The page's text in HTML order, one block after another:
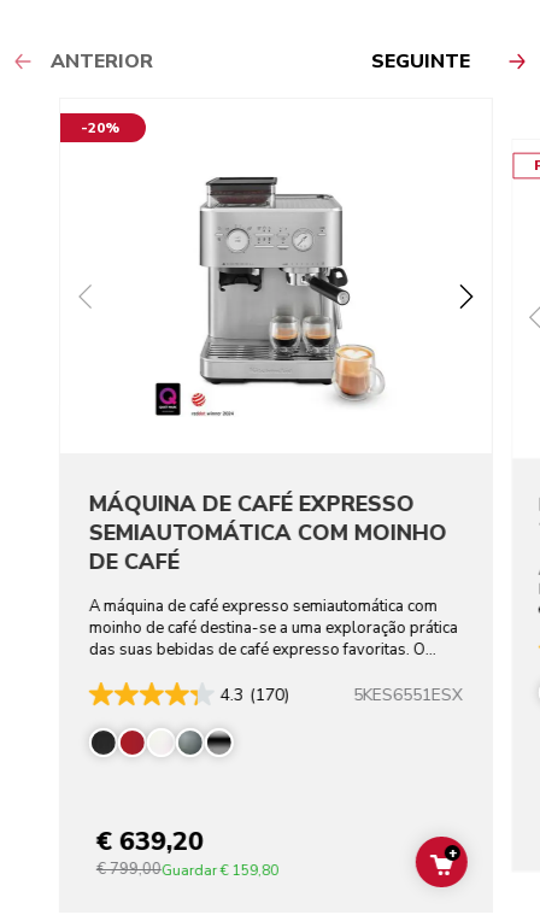
ANTERIOR SEGUINTE
-20%
MÁQUINA DE CAFÉ EXPRESSO
SEMIAUTOMÁTICA COM MOINHO
DE CAFÉ
A máquina de café expresso semiautomática com
moinho de café destina-se a uma exploração prática
das suas bebidas de café expresso favoritas. O
4.3 (170) 5KES6551ESX
€ 639,20
€ 799,00Guardar€ 159,80 ADD TO
+